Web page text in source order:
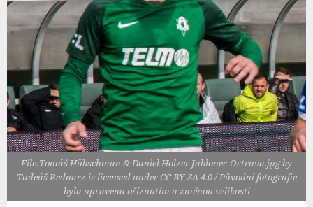
File:Tomáš Hübschman & Daniel Holzer Jablonec-Ostrava.jpg by
Tadeáš Bednarz is licensed under CC BY-SA 4.0 / Původní fotografie
byla upravena oříznutím a změnou velikosti